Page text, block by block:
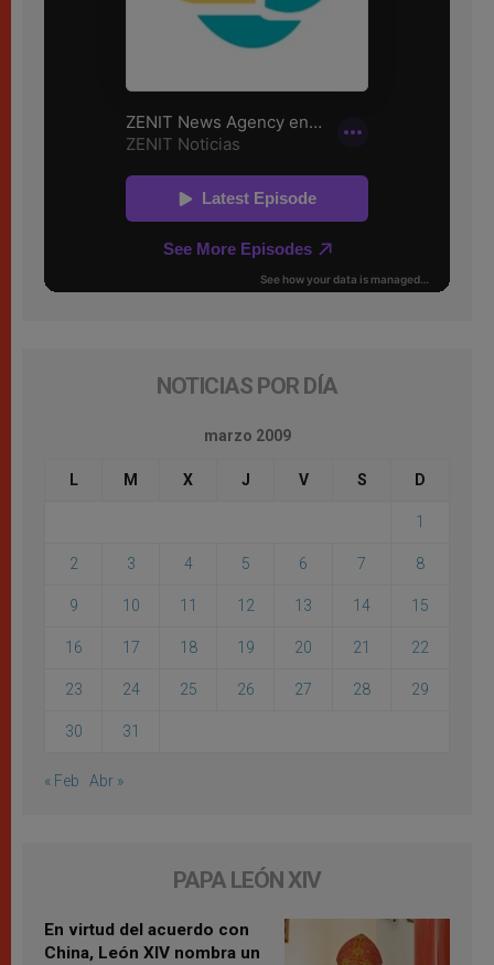
NOTICIAS POR DÍA
marzo 2009
L M X J V S D
1
2 3 4 5 6 7 8
9 10 11 12 13 14 15
16 17 18 19 20 21 22
23 24 25 26 27 28 29
30 31
« Feb Abr »
PAPA LEÓN XIV
En virtud del acuerdo con
China, León XIV nombra un